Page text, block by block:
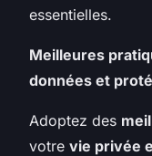
essentielles.
Meilleures
données et
Adoptez des
votre vie privée